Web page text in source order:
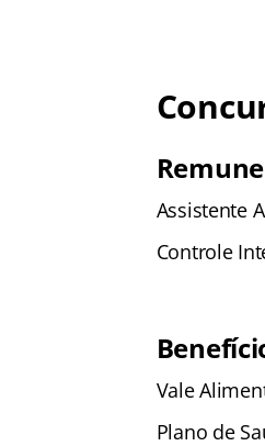
Assistente
Controle
Vale
Plano de